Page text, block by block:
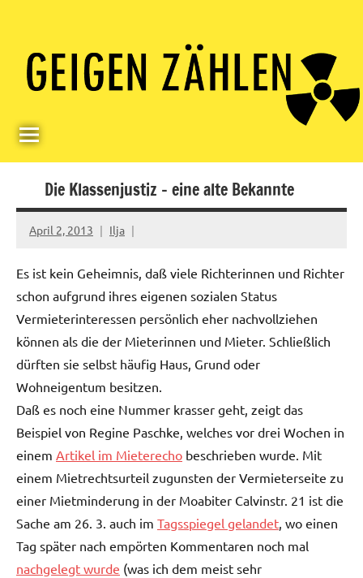
contentGeigerzähler
Die Klassenjustiz – eine alte Bekannte
April 2, 2013 Ilja
Es ist kein Geheimnis, daß viele Richterinnen und Richter
schon aufgrund ihres eigenen sozialen Status
Vermieterinteressen persönlich eher nachvollziehen
können als die der Mieterinnen und Mieter. Schließlich
dürften sie selbst häufig Haus, Grund oder
Wohneigentum besitzen.
Daß es noch eine Nummer krasser geht, zeigt das
Beispiel von Regine Paschke, welches vor drei Wochen in
einem Artikel im Mieterecho beschrieben wurde. Mit
einem Mietrechtsurteil zugunsten der Vermieterseite zu
einer Mietminderung in der Moabiter Calvinstr. 21 ist die
Sache am 26. 3. auch im Tagsspiegel gelandet, wo einen
Tag später nach empörten Kommentaren noch mal
nachgelegt wurde (was ich dem meist sehr